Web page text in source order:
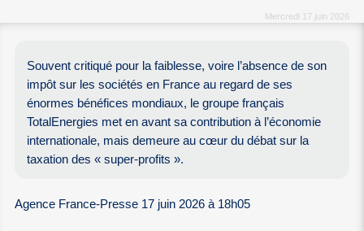
Mercredi 17 juin 2026
Souvent critiqué pour la faiblesse, voire l’absence de son
impôt sur les sociétés en France au regard de ses
énormes bénéfices mondiaux, le groupe français
TotalEnergies met en avant sa contribution à l’économie
internationale, mais demeure au cœur du débat sur la
taxation des « super-profits ».
Agence France-Presse 17 juin 2026 à 18h05